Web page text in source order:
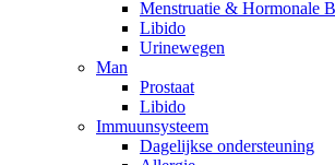
Menstruatie & Hormonale
Libido
Urinewegen
Man
Prostaat
Libido
Immuunsysteem
Dagelijkse ondersteuning